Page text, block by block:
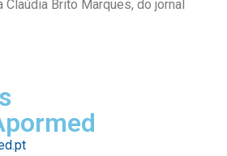
Brito Marques, do jornal